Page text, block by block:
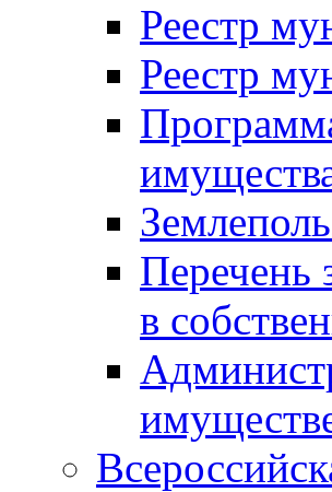
Реестр
Реестр
Перечень
в